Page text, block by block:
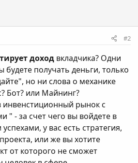
#2
доход вкладчика? Одни
будете получать деньги, только
но ни слова о механике
Бот? или Майнинг?
рынок с
" - за счет чего вы войдете в
у вас есть стратегия,
или же вы хотите
от которого не сможет